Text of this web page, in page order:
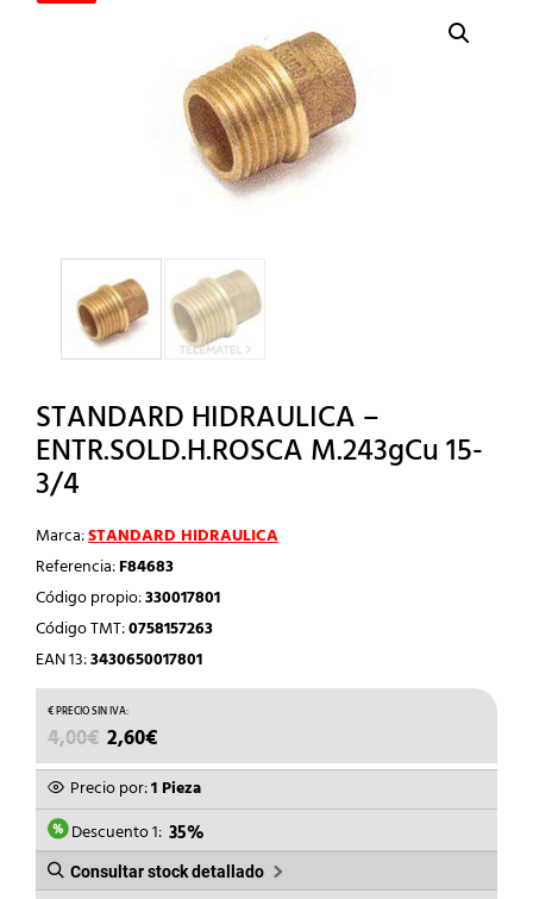
STANDARD HIDRAULICA –
ENTR.SOLD.H.ROSCA M.243gCu 15-
3/4
Marca:STANDARD HIDRAULICA
Referencia:F84683
Código propio:330017801
Código TMT:0758157263
EAN 13:3430650017801
4,00€ EL
PRECIO
ORIGINAL
ERA:
4,00€.
2,60€
PRECIO
ACTUAL
ES:
2,60€.
Precio por:1 Pieza
Descuento 1: 35%
Consultar stock detallado